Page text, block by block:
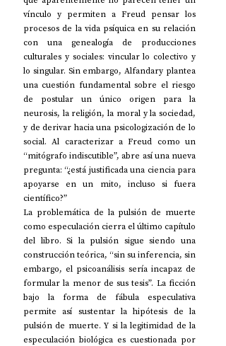
vínculo y permiten a Freud pensar los
procesos de la vida psíquica en su relación
con una genealogía de producciones
culturales y sociales: vincular lo colectivo y
lo singular. Sin embargo, Alfandary plantea
una cuestión fundamental sobre el riesgo
de postular un único origen para la
neurosis, la religión, la moral y la sociedad,
y de derivar hacia una psicologización de lo
social. Al caracterizar a Freud como un
“mitógrafo indiscutible”, abre así una nueva
pregunta: “¿está justificada una ciencia para
apoyarse en un mito, incluso si fuera
científico?”
La problemática de la pulsión de muerte
como especulación cierra el último capítulo
del libro. Si la pulsión sigue siendo una
construcción teórica, “sin su inferencia, sin
embargo, el psicoanálisis sería incapaz de
formular la menor de sus tesis”. La ficción
bajo la forma de fábula especulativa
permite así sustentar la hipótesis de la
pulsión de muerte. Y si la legitimidad de la
especulación biológica es cuestionada por